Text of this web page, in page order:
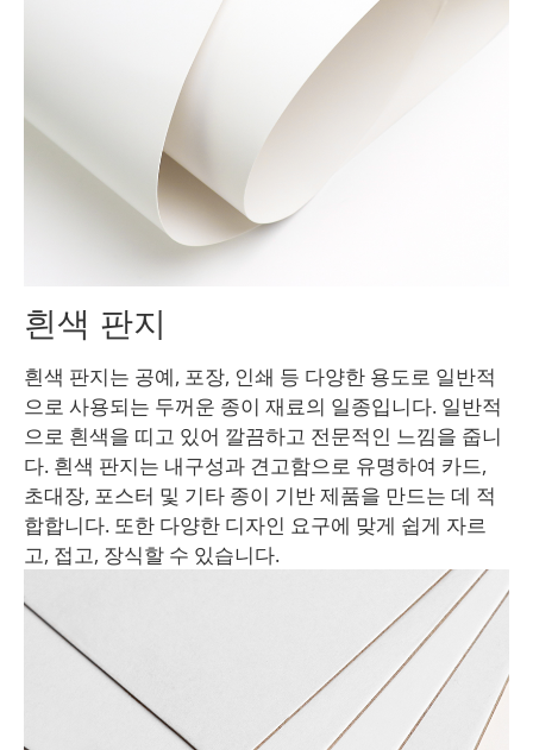
흰색 판지
흰색 판지는 공예, 포장, 인쇄 등 다양한 용도로 일반적
으로 사용되는 두꺼운 종이 재료의 일종입니다. 일반적
으로 흰색을 띠고 있어 깔끔하고 전문적인 느낌을 줍니
다. 흰색 판지는 내구성과 견고함으로 유명하여 카드,
초대장, 포스터 및 기타 종이 기반 제품을 만드는 데 적
합합니다. 또한 다양한 디자인 요구에 맞게 쉽게 자르
고, 접고, 장식할 수 있습니다.